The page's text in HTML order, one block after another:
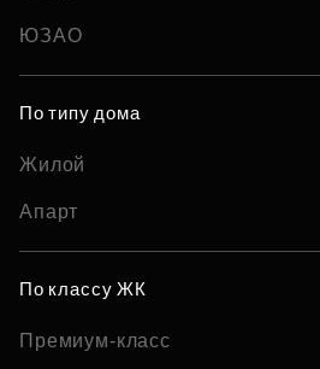
ЮЗАО
По типу дома
Жилой
Апарт
По классу ЖК
Премиум-класс